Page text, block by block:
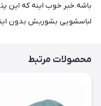
باشه.خبر خوب اینه که این
لباسشویی بشوریش بدون
محصولات مرتبط